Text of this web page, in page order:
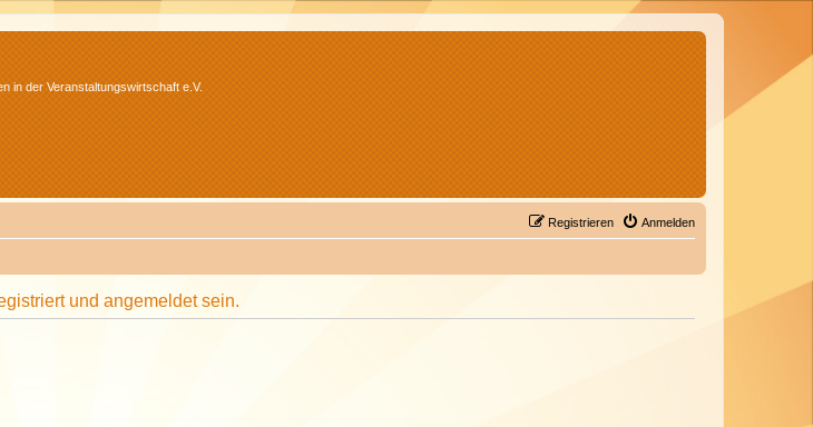
in der Veranstaltungswirtschaft e.V.
Anmelden
Registrieren
und angemeldet sein.